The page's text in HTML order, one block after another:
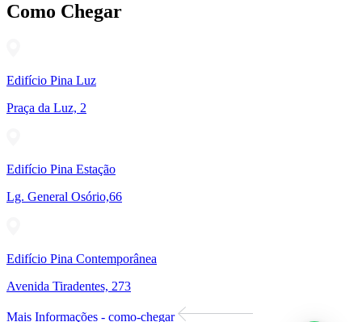
Como Chegar
Edifício Pina Luz
Praça da Luz, 2
Edifício Pina Estação
Lg. General Osório,66
Edifício Pina Contemporânea
Avenida Tiradentes, 273
Mais Informações - como-chegar